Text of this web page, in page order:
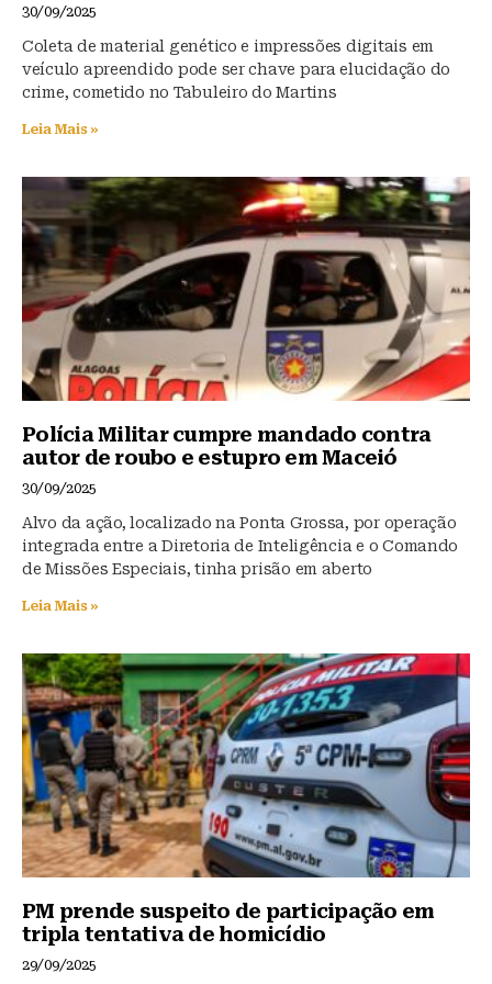
30/09/2025
Coleta de material genético e impressões digitais em
veículo apreendido pode ser chave para elucidação do
crime, cometido no Tabuleiro do Martins
Leia Mais »
Polícia Militar cumpre mandado contra
autor de roubo e estupro em Maceió
30/09/2025
Alvo da ação, localizado na Ponta Grossa, por operação
integrada entre a Diretoria de Inteligência e o Comando
de Missões Especiais, tinha prisão em aberto
Leia Mais »
PM prende suspeito de participação em
tripla tentativa de homicídio
29/09/2025